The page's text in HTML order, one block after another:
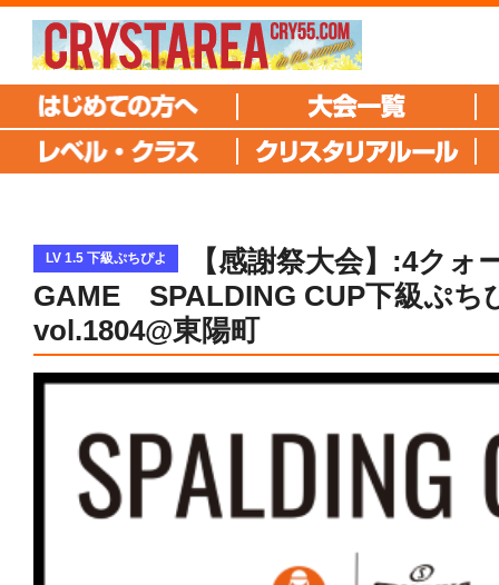
LV 1.5 下級ぷちぴよ
【感謝祭大会】:4クォ
GAME SPALDING CUP下級ぷち
vol.1804@東陽町